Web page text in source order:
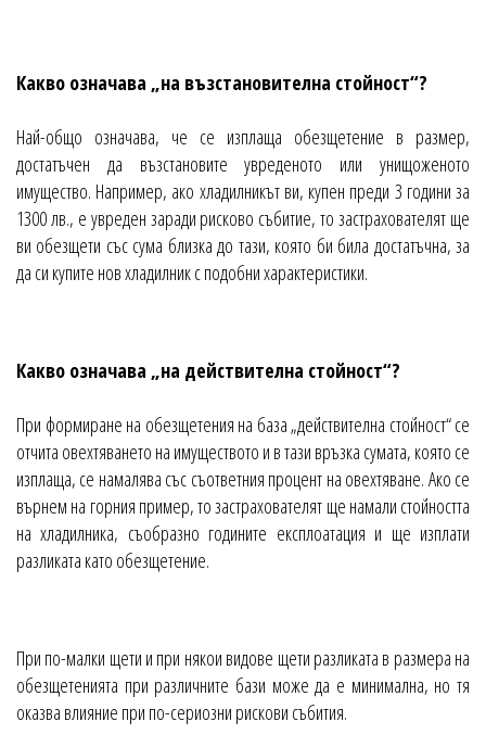
Какво означава „на възстановителна стойност“?
Най-общо означава, че се изплаща обезщетение в размер,
достатъчен да възстановите увреденото или унищоженото
имущество. Например, ако хладилникът ви, купен преди 3 години за
1300 лв., е увреден заради рисково събитие, то застрахователят ще
ви обезщети със сума близка до тази, която би била достатъчна, за
да си купите нов хладилник с подобни характеристики.
Какво означава „на действителна стойност“?
При формиране на обезщетения на база „действителна стойност“ се
отчита овехтяването на имуществото и в тази връзка сумата, която се
изплаща, се намалява със съответния процент на овехтяване. Ако се
върнем на горния пример, то застрахователят ще намали стойността
на хладилника, съобразно годините експлоатация и ще изплати
разликата като обезщетение.
При по-малки щети и при някои видове щети разликата в размера на
обезщетенията при различните бази може да е минимална, но тя
оказва влияние при по-сериозни рискови събития.